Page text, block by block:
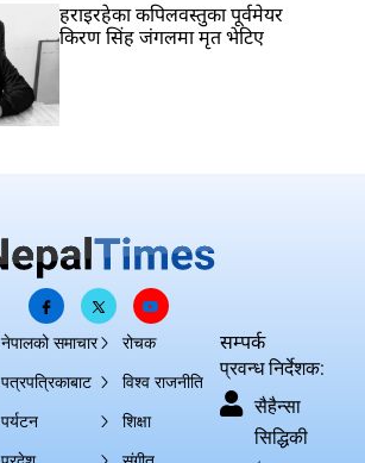
हराइरहेका कपिलवस्तुका पूर्वमेयर
किरण सिंह जंगलमा मृत भेटिए
नेपालको समाचार
पत्रपत्रिकाबाट
पर्यटन
रोचक
विश्व राजनीति
शिक्षा
सम्पर्क
प्रवन्ध निर्देशक:
सैहैन्सा
सिद्धिकी